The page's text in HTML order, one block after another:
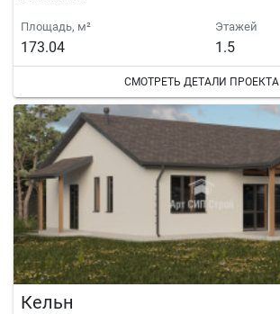
Площадь, м²
173.04
Этажей
1.5
СМОТРЕТЬ ДЕТАЛИ ПРОЕКТА
Кельн